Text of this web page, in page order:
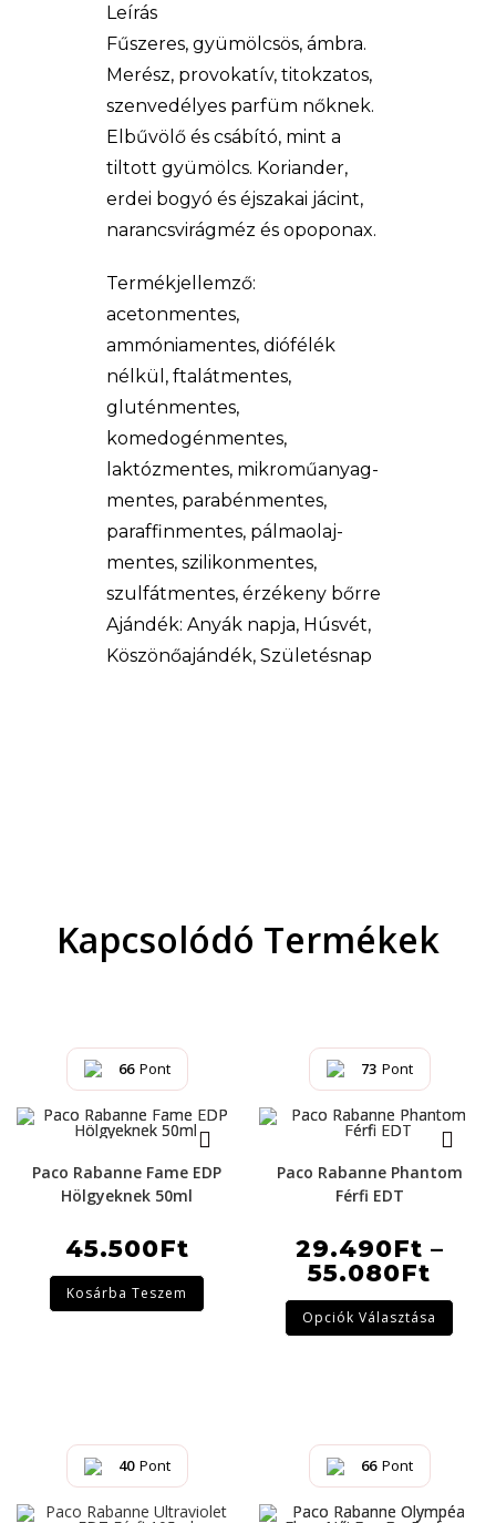
Leírás
Fűszeres, gyümölcsös, ámbra.
Merész, provokatív, titokzatos,
szenvedélyes parfüm nőknek.
Elbűvölő és csábító, mint a
tiltott gyümölcs. Koriander,
erdei bogyó és éjszakai jácint,
narancsvirágméz és opoponax.
Termékjellemző:
acetonmentes,
ammóniamentes, diófélék
nélkül, ftalátmentes,
gluténmentes,
komedogénmentes,
laktózmentes, mikroműanyag-
mentes, parabénmentes,
paraffinmentes, pálmaolaj-
mentes, szilikonmentes,
szulfátmentes, érzékeny bőrre
Ajándék: Anyák napja, Húsvét,
Köszönőajándék, Születésnap
Kapcsolódó Termékek
66 Pont
Paco Rabanne Fame EDP
Hölgyeknek 50ml
45.500Ft
Kosárba Teszem
73 Pont
Paco Rabanne Phantom
Férfi EDT
29.490Ft –
55.080Ft
Opciók Választása
40 Pont 66 Pont